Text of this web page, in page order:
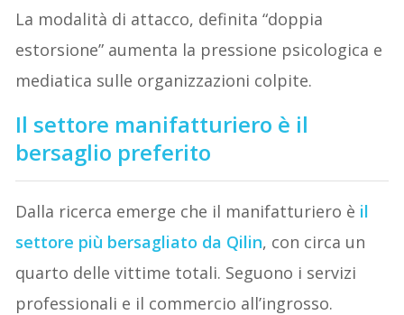
La modalità di attacco, definita “doppia
estorsione” aumenta la pressione psicologica e
mediatica sulle organizzazioni colpite.
Il settore manifatturiero è il
bersaglio preferito
Dalla ricerca emerge che il manifatturiero è il
settore più bersagliato da Qilin, con circa un
quarto delle vittime totali. Seguono i servizi
professionali e il commercio all’ingrosso.